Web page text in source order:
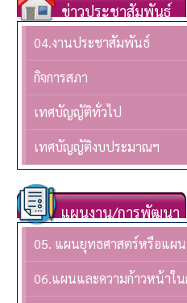
ข่าวประชาสัมพันธ์
04.งานประชาสัมพันธ์
กิจการสภา
เทศบัญญัติทั่วไป
เทศบัญญัติงบประมาณฯ
แผนงาน/การพัฒนา
05. แผนยุทธศาสตร์หรือแผ
06.แผนและความก้าวหน้าใ